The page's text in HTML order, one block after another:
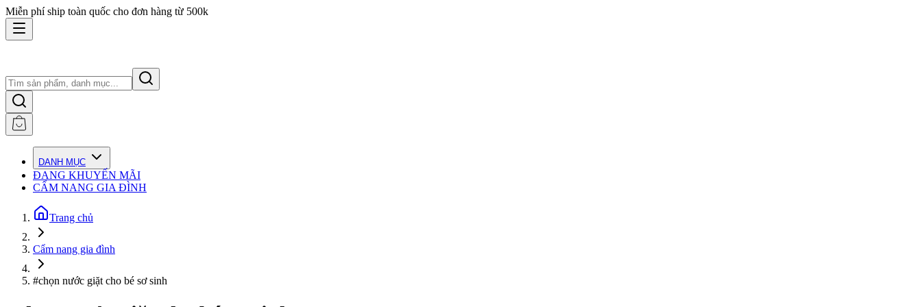
Miễn phí ship toàn quốc cho đơn hàng từ 500k
DANH MỤC
ĐANG KHUYẾN MÃI
CẨM NANG GIA ĐÌNH
Trang chủ
Cẩm nang gia đình
#chọn nước giặt cho bé sơ sinh